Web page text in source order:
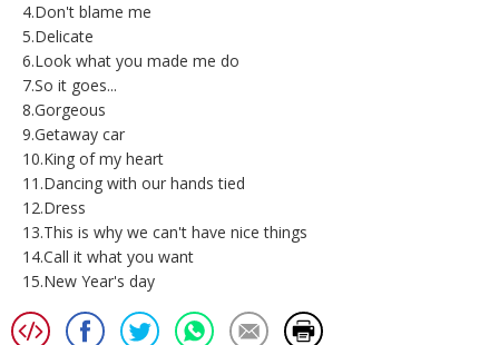
4.Don't blame me
5.Delicate
6.Look what you made me do
7.So it goes...
8.Gorgeous
9.Getaway car
10.King of my heart
11.Dancing with our hands tied
12.Dress
13.This is why we can't have nice things
14.Call it what you want
15.New Year's day